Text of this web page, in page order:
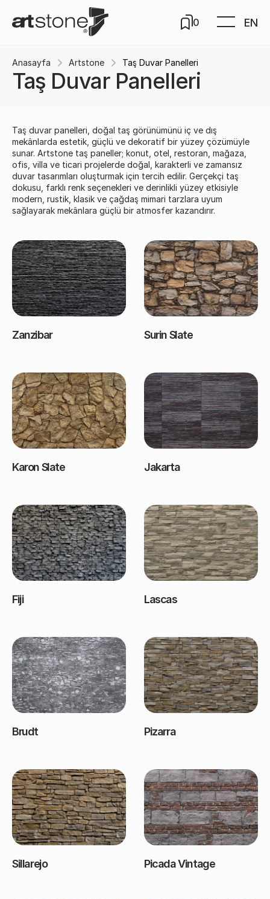
0 EN
Anasayfa Artstone Taş Duvar Panelleri
Taş Duvar Panelleri
Taş duvar panelleri, doğal taş görünümünü iç ve dış
mekânlarda estetik, güçlü ve dekoratif bir yüzey çözümüyle
sunar. Artstone taş paneller; konut, otel, restoran, mağaza,
ofis, villa ve ticari projelerde doğal, karakterli ve zamansız
duvar tasarımları oluşturmak için tercih edilir. Gerçekçi taş
dokusu, farklı renk seçenekleri ve derinlikli yüzey etkisiyle
modern, rustik, klasik ve çağdaş mimari tarzlara uyum
sağlayarak mekânlara güçlü bir atmosfer kazandırır.
Zanzibar Surin Slate
Karon Slate Jakarta
Fiji Lascas
Brudt Pizarra
Sillarejo Picada Vintage